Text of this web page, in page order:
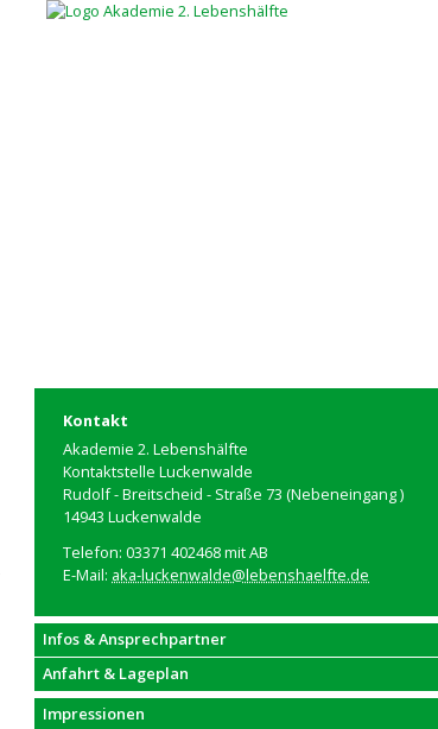
Kontakt
Akademie 2. Lebenshälfte
Kontaktstelle Luckenwalde
Rudolf - Breitscheid - Straße 73 (Nebeneingang )
14943 Luckenwalde
Telefon: 03371 402468 mit AB
E-Mail: aka-luckenwalde@lebenshaelfte.de
Infos & Ansprechpartner
Anfahrt & Lageplan
Impressionen